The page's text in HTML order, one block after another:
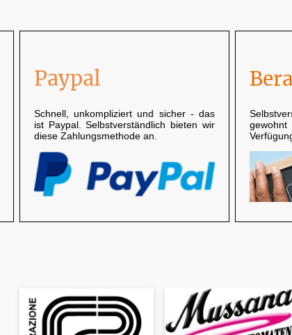
Paypal
Schnell, unkompliziert und sicher - das
ist Paypal. Selbstverständlich bieten wir
diese Zahlungsmethode an.